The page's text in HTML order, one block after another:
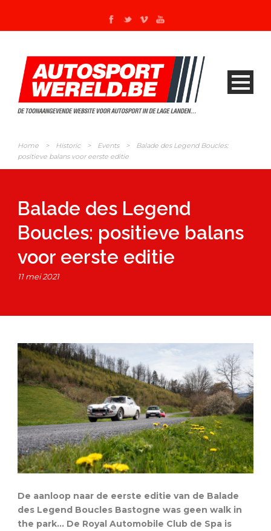
Home > Historic > Events >
Balade des Legend Boucles:
positieve balans voor eerste editie
Balade des Legend
Boucles: positieve balans
voor eerste editie
11 mei 2021
De aanloop naar de eerste editie van de Balade
des Legend Boucles Bastogne was geen walk in
the park… De Royal Automobile Club de Spa is